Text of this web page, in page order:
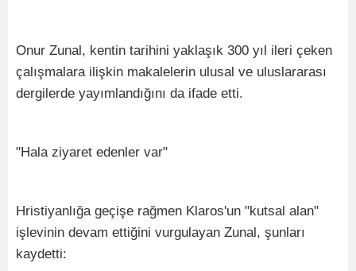
Onur Zunal, kentin tarihini yaklaşık 300 yıl ileri çeken
çalışmalara ilişkin makalelerin ulusal ve uluslararası
dergilerde yayımlandığını da ifade etti.
"Hala ziyaret edenler var"
Hristiyanlığa geçişe rağmen Klaros'un "kutsal alan"
işlevinin devam ettiğini vurgulayan Zunal, şunları
kaydetti: